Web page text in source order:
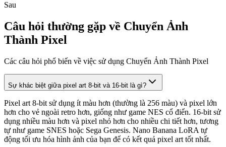
Sau
Câu hỏi thường gặp về Chuyển Ảnh
Thành Pixel
Các câu hỏi phổ biến về việc sử dụng Chuyển Ảnh Thành Pixel
Sự khác biệt giữa pixel art 8-bit và 16-bit là gì?
Pixel art 8-bit sử dụng ít màu hơn (thường là 256 màu) và pixel lớn
hơn cho vẻ ngoài retro hơn, giống như game NES cổ điển. 16-bit sử
dụng nhiều màu hơn và pixel nhỏ hơn cho nhiều chi tiết hơn, tương
tự như game SNES hoặc Sega Genesis. Nano Banana LoRA tự
động tối ưu hóa hình ảnh của bạn để có kết quả pixel art tốt nhất.